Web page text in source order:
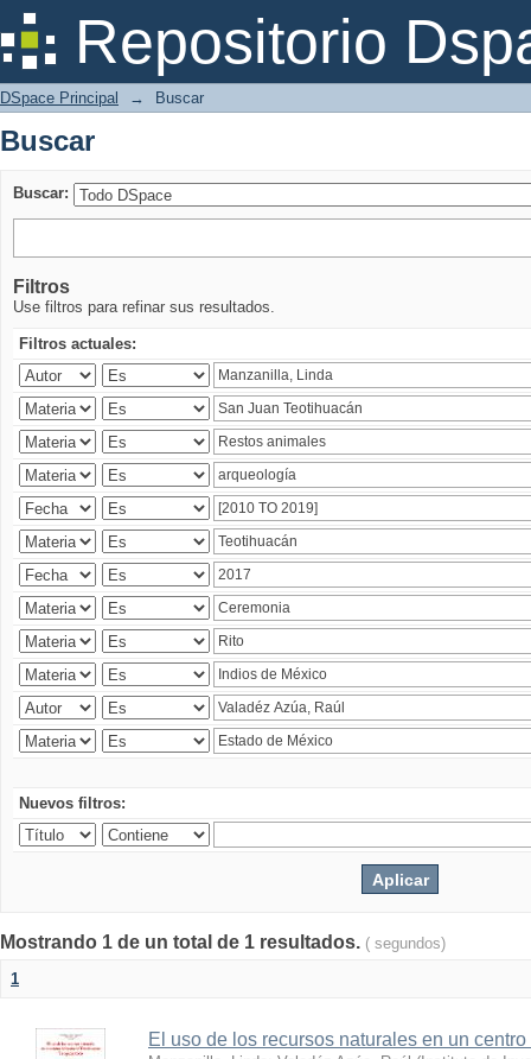
Repositorio
Buscar
DSpace Principal → Buscar
Buscar
Buscar:
Filtros
Use filtros para refinar sus resultados.
Filtros actuales:
Nuevos filtros:
Mostrando 1 de un total de 1 resultados. ( segundos)
1
El uso de los recursos naturales en un